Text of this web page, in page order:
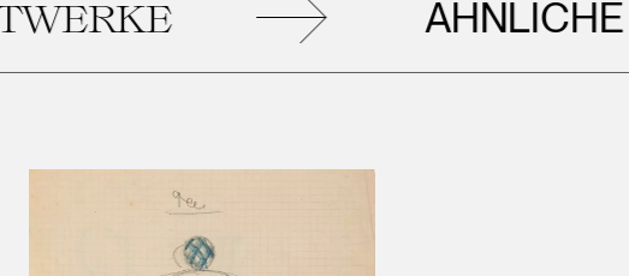
ÄHNLICHE